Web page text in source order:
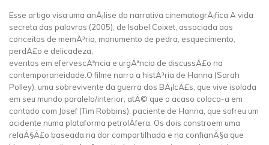
Esse artigo visa uma anÃ¡lise da narrativa cinematogrÃ¡fica A vida
secreta das palavras (2005), de Isabel Coixet, associada aos
conceitos de memÃ³ria, monumento de pedra, esquecimento,
perdÃ£o e delicadeza,
eventos em efervescÃªncia e urgÃªncia de discussÃ£o na
contemporaneidade.O filme narra a histÃ³ria de Hanna (Sarah
Polley), uma sobrevivente da guerra dos BÃ¡lcÃ£s, que vive isolada
em seu mundo paralelo/interior, atÃ© que o acaso coloca-a em
contado com Josef (Tim Robbins), paciente de Hanna, que sofreu um
acidente numa plataforma petrolÃ­fera. Os dois constroem uma
relaÃ§Ã£o baseada na dor compartilhada e na confianÃ§a que